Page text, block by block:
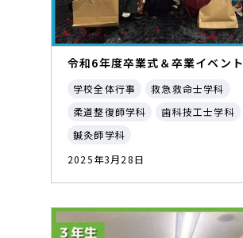
令和6年度卒業式＆卒業イベント
学校全体行事
救急救命士学科
柔道整復師学科
歯科技工士学科
鍼灸師学科
2025年3月28日